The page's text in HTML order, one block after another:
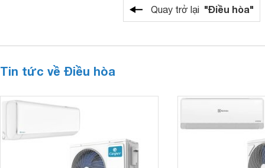
Quay trở lại "Điều hòa"
Tin tức về Điều hòa